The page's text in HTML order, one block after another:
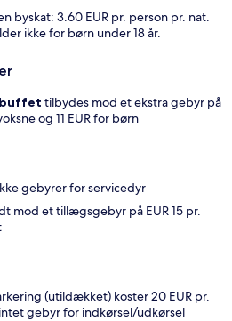
byskat: 3.60 EUR pr. person pr. nat.
ikke for børn under 18 år.
tilbydes mod et ekstra gebyr på
og 11 EUR for børn
gebyrer for servicedyr
mod et tillægsgebyr på EUR 15 pr.
(utildækket) koster 20 EUR pr.
gebyr for indkørsel/udkørsel